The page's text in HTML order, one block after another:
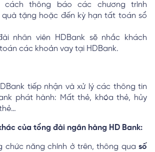
cách thông báo các chương trình
quà tặng hoặc đến kỳ hạn tất toán sổ
nhân viên HDBank sẽ nhắc khách
các khoản vay tại HDBank.
tiếp nhận và xử lý các thông tin
phát hành: Mất thẻ, khóa thẻ, hủy
của tổng đài ngân hàng HD Bank:
chức năng chính ở trên, thông qua số